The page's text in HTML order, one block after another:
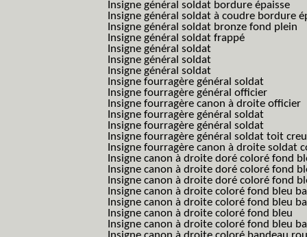
Insigne général soldat bordure épaisse
Insigne général soldat à coudre bordure
Insigne général soldat bronze fond plein
Insigne général soldat frappé
Insigne général soldat
Insigne général soldat
Insigne général soldat
Insigne fourragère général soldat
Insigne fourragère général officier
Insigne fourragère canon à droite officier
Insigne fourragère général soldat
Insigne fourragère général soldat
Insigne fourragère général soldat toit
Insigne fourragère canon à droite soldat
Insigne canon à droite doré coloré fond
Insigne canon à droite doré coloré fond
Insigne canon à droite doré coloré fond
Insigne canon à droite coloré fond bleu
Insigne canon à droite coloré fond bleu
Insigne canon à droite coloré fond bleu
Insigne canon à droite coloré fond bleu